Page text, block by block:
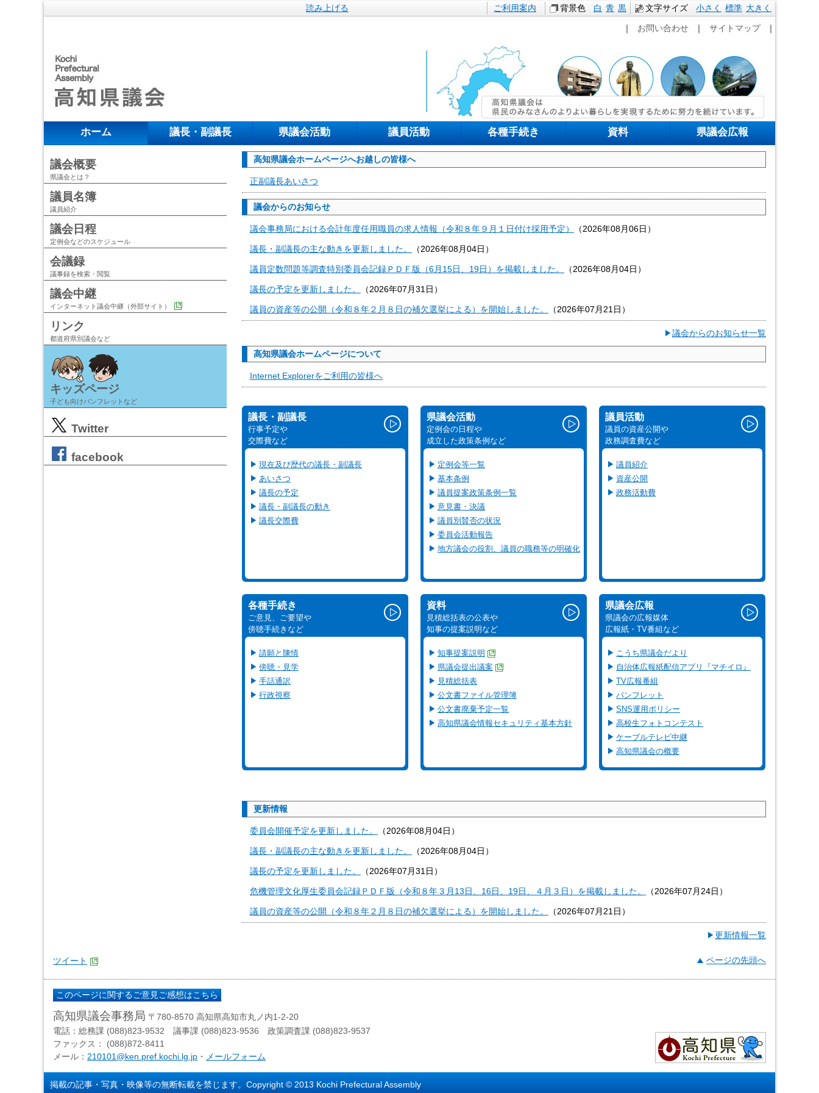
読み上げる 本文へ移動
文字サイズ 小さく 標準 大きく
ご利用案内 背景色 白 青 黒
｜ お問い合わせ ｜ サイトマップ ｜
ホーム 議長・副議長 県議会活動 議員活動 各種手続き 資料 県議会広報
議会概要
県議会とは？
議員名簿
議員紹介
議会日程
定例会などのスケジュール
会議録
議事録を検索・閲覧
議会中継
インターネット議会中継（外部サイト）
リンク
都道府県別議会など
キッズページ
子ども向けパンフレットなど
Twitter
facebook
高知県議会ホームページへお越しの皆様へ
正副議長あいさつ
議会からのお知らせ
議会事務局における会計年度任用職員の求人情報（令和８年９月１日付け採用予定） （2026年08月06日 ）
議長・副議長の主な動きを更新しました。 （2026年08月04日 ）
議員定数問題等調査特別委員会記録ＰＤＦ版（6月15日、19日）を掲載しました。 （2026年08月04日 ）
議長の予定を更新しました。 （2026年07月31日 ）
議員の資産等の公開（令和８年２月８日の補欠選挙による）を開始しました。 （2026年07月21日 ）
議会からのお知らせ一覧
高知県議会ホームページについて
Internet Explorerをご利用の皆様へ
議長・副議長
行事予定や
交際費など
現在及び歴代の議長・副議長
あいさつ
議長の予定
議長・副議長の動き
議長交際費
県議会活動
定例会の日程や
成立した政策条例など
定例会等一覧
基本条例
議員提案政策条例一覧
意見書・決議
議員別賛否の状況
委員会活動報告
地方議会の役割、議員の職務等の明確化
議員活動
議員の資産公開や
政務調査費など
議員紹介
資産公開
政務活動費
各種手続き
ご意見、ご要望や
傍聴手続きなど
請願と陳情
傍聴・見学
手話通訳
行政視察
資料
見積総括表の公表や
知事の提案説明など
知事提案説明
県議会提出議案
見積総括表
公文書ファイル管理簿
公文書廃棄予定一覧
高知県議会情報セキュリティ基本方針
県議会広報
県議会の広報媒体
広報紙・TV番組など
こうち県議会だより
自治体広報紙配信アプリ『マチイロ』
TV広報番組
パンフレット
SNS運用ポリシー
高校生フォトコンテスト
ケーブルテレビ中継
高知県議会の概要
更新情報
委員会開催予定を更新しました。 （2026年08月04日 ）
議長・副議長の主な動きを更新しました。 （2026年08月04日 ）
議長の予定を更新しました。 （2026年07月31日 ）
危機管理文化厚生委員会記録ＰＤＦ版（令和８年３月13日、16日、19日、４月３日）を掲載しました。 （2026年07月24日 ）
議員の資産等の公開（令和８年２月８日の補欠選挙による）を開始しました。 （2026年07月21日 ）
更新情報一覧
ツイート ページの先頭へ
このページに関するご意見ご感想はこちら
高知県議会事務局 〒780-8570 高知県高知市丸ノ内1-2-20
電話：総務課 (088)823-9532 議事課 (088)823-9536 政策調査課 (088)823-9537
ファックス： (088)872-8411
メール： 210101@ken.pref.kochi.lg.jp ・ メールフォーム
掲載の記事・写真・映像等の無断転載を禁じます。Copyright © 2013 Kochi Prefectural Assembly